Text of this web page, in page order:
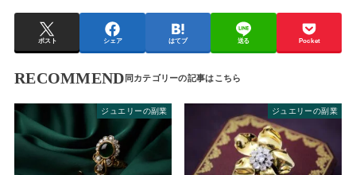
ポスト シェア はてブ 送る Pocket
RECOMMEND
ジュエリーの副業 ジュエリーの副業